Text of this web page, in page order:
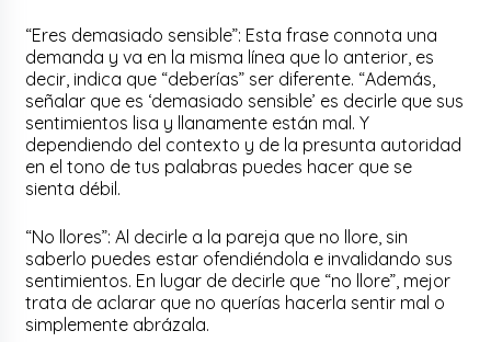
“Eres demasiado sensible”: Esta frase connota una
demanda y va en la misma línea que lo anterior, es
decir, indica que “deberías” ser diferente. “Además,
señalar que es ‘demasiado sensible’ es decirle que sus
sentimientos lisa y llanamente están mal. Y
dependiendo del contexto y de la presunta autoridad
en el tono de tus palabras puedes hacer que se
sienta débil.
“No llores”: Al decirle a la pareja que no llore, sin
saberlo puedes estar ofendiéndola e invalidando sus
sentimientos. En lugar de decirle que “no llore”, mejor
trata de aclarar que no querías hacerla sentir mal o
simplemente abrázala.